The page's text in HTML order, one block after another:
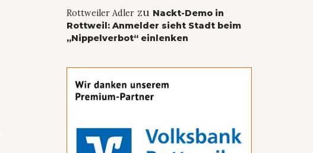
Rottweiler Adlerzu Nackt-Demo in
Rottweil: Anmelder sieht Stadt beim
„Nippelverbot“ einlenken